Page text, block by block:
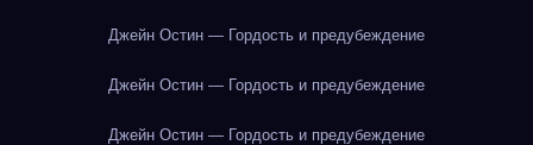
Джейн Остин — Гордость и предубеждение
Джейн Остин — Гордость и предубеждение
Джейн Остин — Гордость и предубеждение